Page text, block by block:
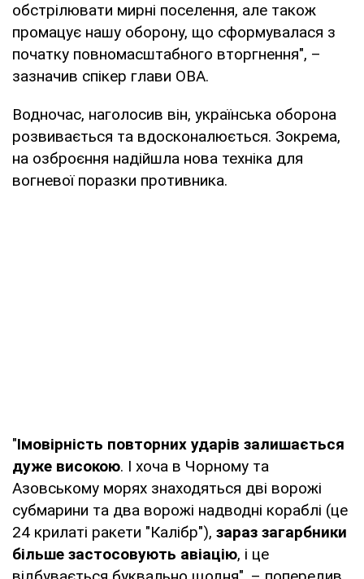
обстрілювати мирні поселення, але також
промацує нашу оборону, що сформувалася з
початку повномасштабного вторгнення", –
зазначив спікер глави ОВА.
Водночас, наголосив він, українська оборона
розвивається та вдосконалюється. Зокрема,
на озброєння надійшла нова техніка для
вогневої поразки противника.
"Імовірність повторних ударів залишається
дуже високою. І хоча в Чорному та
Азовському морях знаходяться дві ворожі
субмарини та два ворожі надводні кораблі (це
24 крилаті ракети "Калібр"), зараз загарбники
більше застосовують авіацію, і це